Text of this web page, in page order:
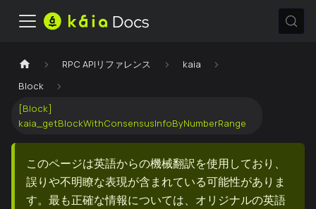
RPC APIリファレンス
kaia
Block
[Block]
kaia_getBlockWithConsensusInfoByNumberRange
このページは英語からの機械翻訳を使用しており、
誤りや不明瞭な表現が含まれている可能性がありま
す。最も正確な情報については、オリジナルの英語